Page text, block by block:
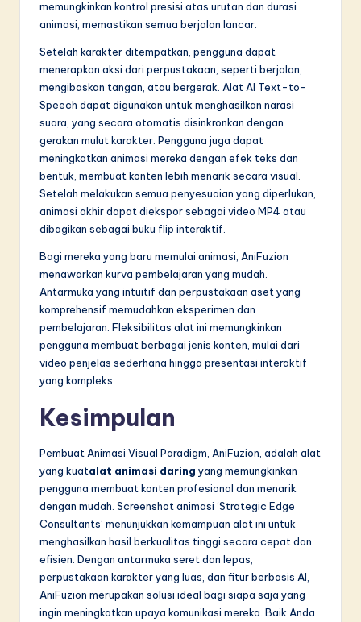
memungkinkan kontrol presisi atas urutan dan durasi
animasi, memastikan semua berjalan lancar.
Setelah karakter ditempatkan, pengguna dapat
menerapkan aksi dari perpustakaan, seperti berjalan,
mengibaskan tangan, atau bergerak. Alat AI Text-to-
Speech dapat digunakan untuk menghasilkan narasi
suara, yang secara otomatis disinkronkan dengan
gerakan mulut karakter. Pengguna juga dapat
meningkatkan animasi mereka dengan efek teks dan
bentuk, membuat konten lebih menarik secara visual.
Setelah melakukan semua penyesuaian yang diperlukan,
animasi akhir dapat diekspor sebagai video MP4 atau
dibagikan sebagai buku flip interaktif.
Bagi mereka yang baru memulai animasi, AniFuzion
menawarkan kurva pembelajaran yang mudah.
Antarmuka yang intuitif dan perpustakaan aset yang
komprehensif memudahkan eksperimen dan
pembelajaran. Fleksibilitas alat ini memungkinkan
pengguna membuat berbagai jenis konten, mulai dari
video penjelas sederhana hingga presentasi interaktif
yang kompleks.
Kesimpulan
Pembuat Animasi Visual Paradigm, AniFuzion, adalah alat
yang kuatalat animasi daring yang memungkinkan
pengguna membuat konten profesional dan menarik
dengan mudah. Screenshot animasi ‘Strategic Edge
Consultants’ menunjukkan kemampuan alat ini untuk
menghasilkan hasil berkualitas tinggi secara cepat dan
efisien. Dengan antarmuka seret dan lepas,
perpustakaan karakter yang luas, dan fitur berbasis AI,
AniFuzion merupakan solusi ideal bagi siapa saja yang
ingin meningkatkan upaya komunikasi mereka. Baik Anda